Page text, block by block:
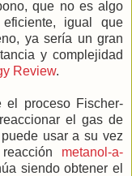
que no es algo
igual que
ya sería un gran
y complejidad
Review.
proceso Fischer-
el gas de
usar a su vez
metanol-a-
siendo obtener el